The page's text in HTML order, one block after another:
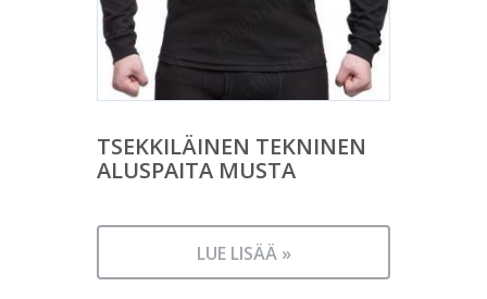
TSEKKILÄINEN TEKNINEN
ALUSPAITA MUSTA
LUE LISÄÄ »